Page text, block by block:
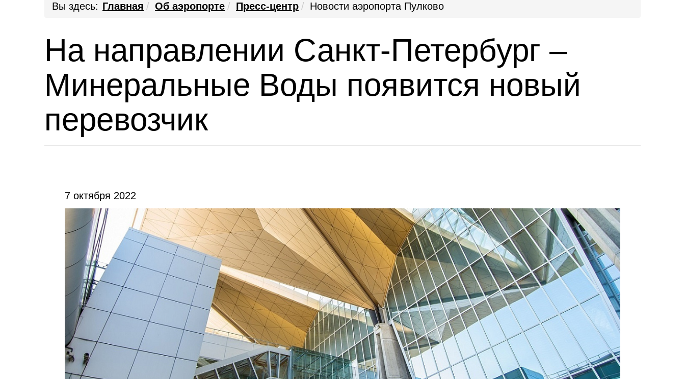
Вы здесь: Главная Об аэропорте Пресс-центр Новости аэропорта Пулково
На направлении Санкт-Петербург –
Минеральные Воды появится новый
перевозчик
7 октября 2022